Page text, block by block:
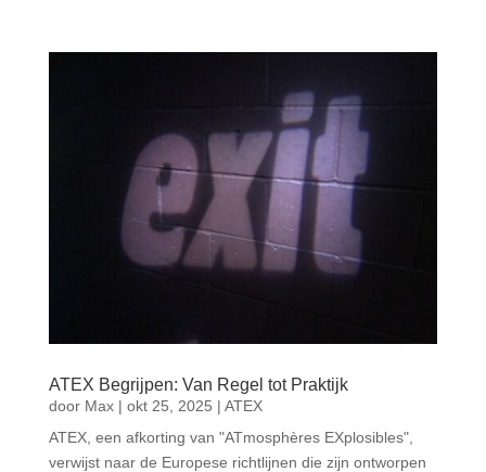
ATEX Begrijpen: Van Regel tot Praktijk
door Max| okt 25, 2025 | ATEX
ATEX, een afkorting van "ATmosphères EXplosibles",
verwijst naar de Europese richtlijnen die zijn ontworpen